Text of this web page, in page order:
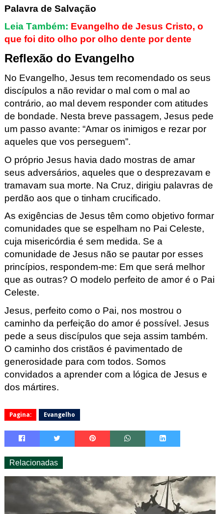
Palavra de Salvação
Leia Também: Evangelho de Jesus Cristo, o
que foi dito olho por olho dente por dente
Reflexão do Evangelho
No Evangelho, Jesus tem recomendado os seus
discípulos a não revidar o mal com o mal ao
contrário, ao mal devem responder com atitudes
de bondade. Nesta breve passagem, Jesus pede
um passo avante: “Amar os inimigos e rezar por
aqueles que vos perseguem”.
O próprio Jesus havia dado mostras de amar
seus adversários, aqueles que o desprezavam e
tramavam sua morte. Na Cruz, dirigiu palavras de
perdão aos que o tinham crucificado.
As exigências de Jesus têm como objetivo formar
comunidades que se espelham no Pai Celeste,
cuja misericórdia é sem medida. Se a
comunidade de Jesus não se pautar por esses
princípios, respondem-me: Em que será melhor
que as outras? O modelo perfeito de amor é o Pai
Celeste.
Jesus, perfeito como o Pai, nos mostrou o
caminho da perfeição do amor é possível. Jesus
pede a seus discípulos que seja assim também.
O caminho dos cristãos é pavimentado de
generosidade para com todos. Somos
convidados a aprender com a lógica de Jesus e
dos mártires.
Pagina: Evangelho
Relacionadas